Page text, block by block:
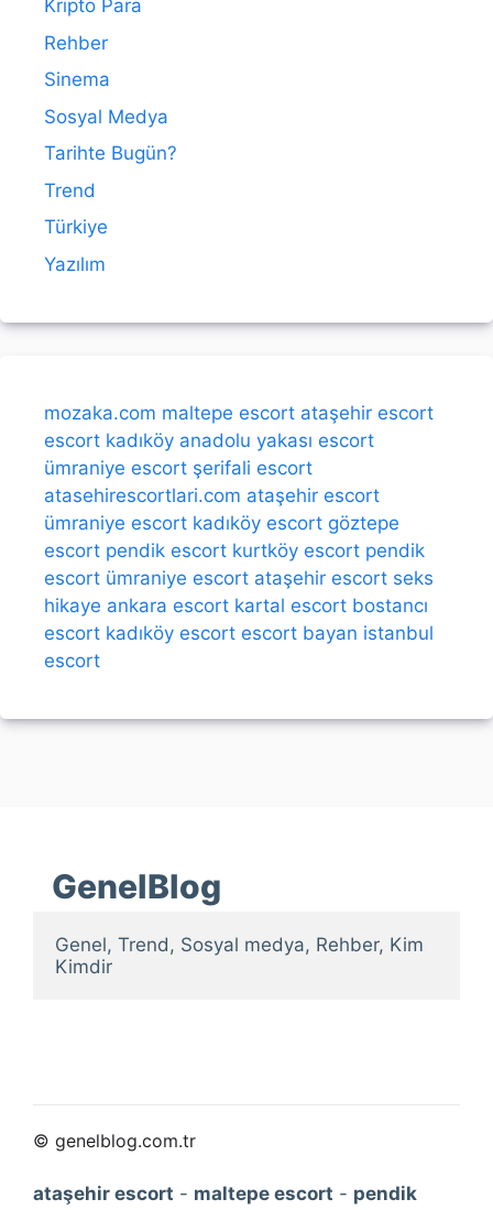
Kripto Para
Rehber
Sinema
Sosyal Medya
Tarihte Bugün?
Trend
Türkiye
Yazılım
mozaka.com maltepe escort ataşehir escort
escort kadıköy anadolu yakası escort
ümraniye escort şerifali escort
atasehirescortlari.com ataşehir escort
ümraniye escort kadıköy escort göztepe
escort pendik escort kurtköy escort pendik
escort ümraniye escort ataşehir escort seks
hikaye ankara escort kartal escort bostancı
escort kadıköy escort escort bayan istanbul
escort
GenelBlog
Genel, Trend, Sosyal medya, Rehber, Kim
Kimdir
© genelblog.com.tr
ataşehir escort - maltepe escort - pendik